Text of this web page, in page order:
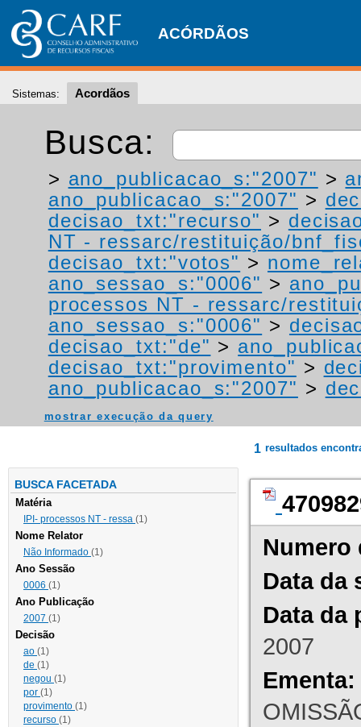
ACÓRDÃOS
Sistemas: Acordãos
Busca:
> ano_publicacao_s:"2007" >
ano_publicacao_s:"2007" >
decisao_txt:"recurso" >
NT - ressarc/restituição/
decisao_txt:"votos" >
ano_sessao_s:"0006" >
processos NT - ressarc/
ano_sessao_s:"0006" >
decisao_txt:"de" >
decisao_txt:"provimento" >
ano_publicacao_s:"2007" >
mostrar execução da query
BUSCA FACETADA
Matéria
IPI- processos NT - ressa (1)
Nome Relator
Não Informado (1)
Ano Sessão
0006 (1)
Ano Publicação
2007 (1)
Decisão
ao (1)
de (1)
negou (1)
por (1)
provimento (1)
recurso (1)
1 resultados
Numero
Data da
Data da
2007
Ementa: